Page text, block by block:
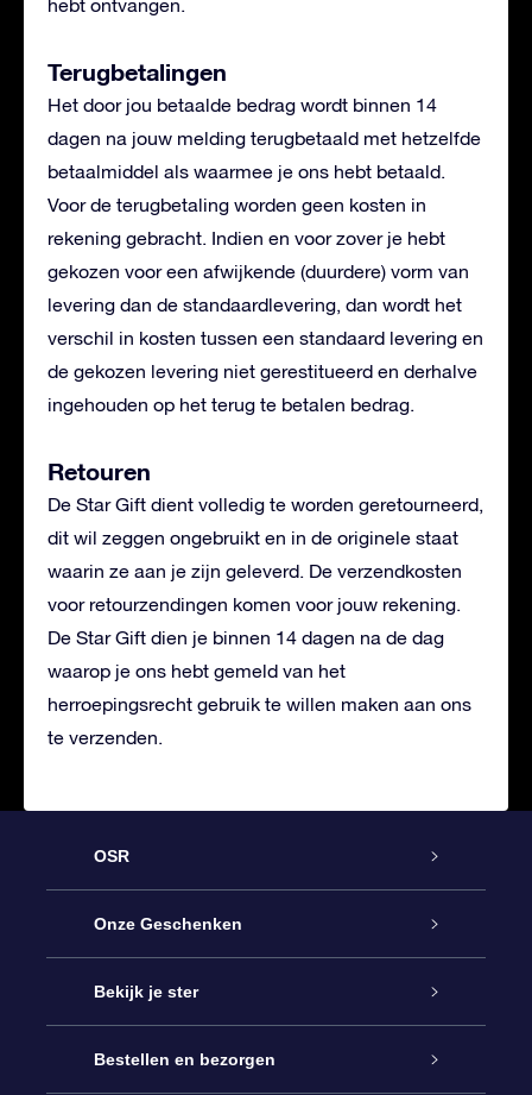
hebt ontvangen.
Terugbetalingen
Het door jou betaalde bedrag wordt binnen 14
dagen na jouw melding terugbetaald met hetzelfde
betaalmiddel als waarmee je ons hebt betaald.
Voor de terugbetaling worden geen kosten in
rekening gebracht. Indien en voor zover je hebt
gekozen voor een afwijkende (duurdere) vorm van
levering dan de standaardlevering, dan wordt het
verschil in kosten tussen een standaard levering en
de gekozen levering niet gerestitueerd en derhalve
ingehouden op het terug te betalen bedrag.
Retouren
De Star Gift dient volledig te worden geretourneerd,
dit wil zeggen ongebruikt en in de originele staat
waarin ze aan je zijn geleverd. De verzendkosten
voor retourzendingen komen voor jouw rekening.
De Star Gift dien je binnen 14 dagen na de dag
waarop je ons hebt gemeld van het
herroepingsrecht gebruik te willen maken aan ons
te verzenden.
OSR
Service
Contact
Blog
Onze Geschenken
Online Star Gift
OSR Cadeaupakket
Bekijk je ster
Sterrenregister
Bestellen en bezorgen